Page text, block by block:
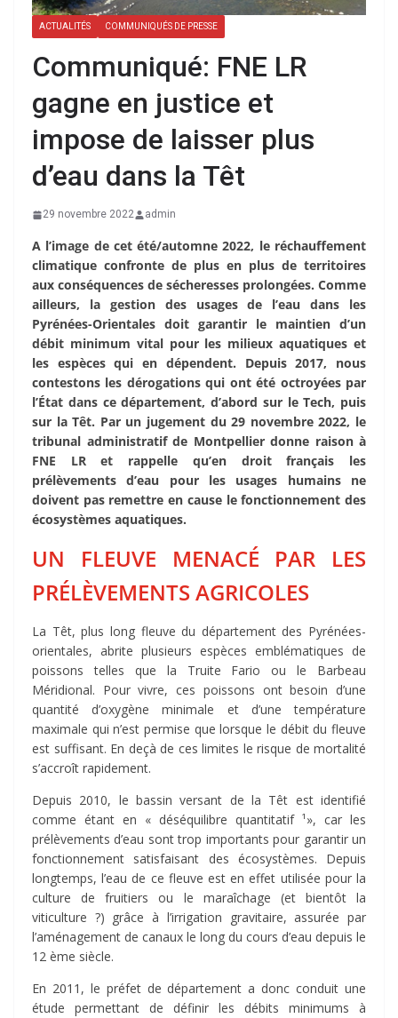
ACTUALITÉS COMMUNIQUÉS DE PRESSE
Communiqué: FNE LR
gagne en justice et
impose de laisser plus
d’eau dans la Têt
29 novembre 2022 admin
A l’image de cet été/automne 2022, le réchauffement
climatique confronte de plus en plus de territoires
aux conséquences de sécheresses prolongées. Comme
ailleurs, la gestion des usages de l’eau dans les
Pyrénées-Orientales doit garantir le maintien d’un
débit minimum vital pour les milieux aquatiques et
les espèces qui en dépendent. Depuis 2017, nous
contestons les dérogations qui ont été octroyées par
l’État dans ce département, d’abord sur le Tech, puis
sur la Têt. Par un jugement du 29 novembre 2022, le
tribunal administratif de Montpellier donne raison à
FNE LR et rappelle qu’en droit français les
prélèvements d’eau pour les usages humains ne
doivent pas remettre en cause le fonctionnement des
écosystèmes aquatiques.
UN FLEUVE MENACÉ PAR LES
PRÉLÈVEMENTS AGRICOLES
La Têt, plus long fleuve du département des Pyrénées-
orientales, abrite plusieurs espèces emblématiques de
poissons telles que la Truite Fario ou le Barbeau
Méridional. Pour vivre, ces poissons ont besoin d’une
quantité d’oxygène minimale et d’une température
maximale qui n’est permise que lorsque le débit du fleuve
est suffisant. En deçà de ces limites le risque de mortalité
s’accroît rapidement.
Depuis 2010, le bassin versant de la Têt est identifié
comme étant en « déséquilibre quantitatif ¹», car les
prélèvements d’eau sont trop importants pour garantir un
fonctionnement satisfaisant des écosystèmes. Depuis
longtemps, l’eau de ce fleuve est en effet utilisée pour la
culture de fruitiers ou le maraîchage (et bientôt la
viticulture ?) grâce à l’irrigation gravitaire, assurée par
l’aménagement de canaux le long du cours d’eau depuis le
12 ème siècle.
En 2011, le préfet de département a donc conduit une
étude permettant de définir les débits minimums à